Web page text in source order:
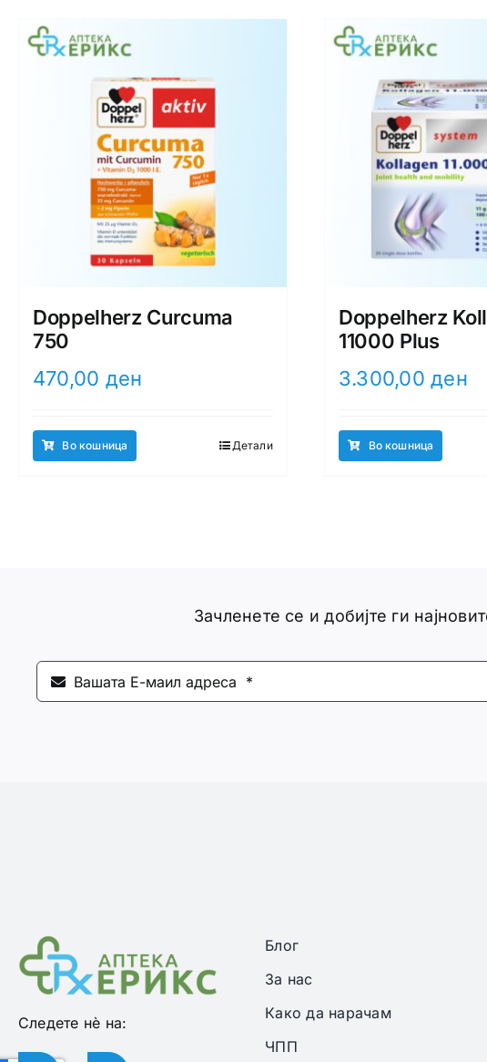
Doppelherz Curcuma
750
470,00 ден
Во кошница Детали
Doppelherz
11000 Plus
3.300,00ден
Во кошница
Зачленете се и добијте ги
Следете нѐ на:
Блог
За нас
Како да нарачам
ЧПП